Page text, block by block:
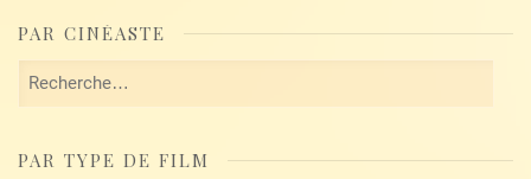
PAR CINÉASTE
Rechercher :
PAR TYPE DE FILM